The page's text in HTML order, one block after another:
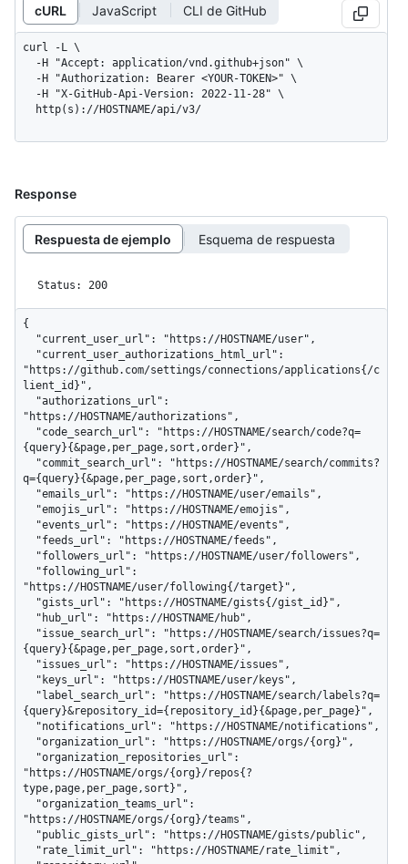
cURL JavaScript CLI de GitHub
curl -L \
  http(s)://HOSTNAME/api/v3/
Response
Respuesta de ejemplo Esquema de respuesta
Status: 200
{
"https://github.com/settings/connections/applications{/c
lient_id}",
"https://HOSTNAME/authorizations",
{query}{&page,per_page,sort,order}",
q={query}{&page,per_page,sort,order}",
"https://HOSTNAME/user/following{/target}",
{query}{&page,per_page,sort,order}",
{query}&repository_id={repository_id}{&page,per_page}",
"https://HOSTNAME/orgs/{org}/repos{?
type,page,per_page,sort}",
"https://HOSTNAME/orgs/{org}/teams",